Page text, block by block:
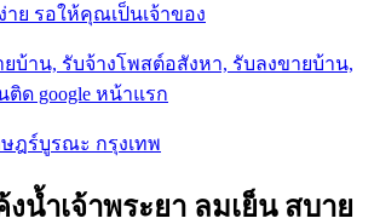
าย รอให้คุณเป็นเจ้าของ
บ้าน, รับจ้างโพสต์อสังหา, รับลงขายบ้าน,
ด google หน้าแรก
ฎร์บูรณะ กรุงเทพ
น้ำเจ้าพระยา ลมเย็น สบาย